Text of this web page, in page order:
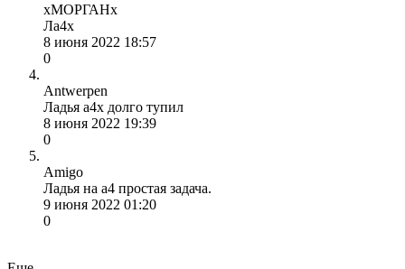
хМОРГАНх
Ла4х
8 июня 2022 18:57
0
Antwerpen
Ладья a4x долго тупил
8 июня 2022 19:39
0
Amigo
Ладья на а4 простая задача.
9 июня 2022 01:20
0